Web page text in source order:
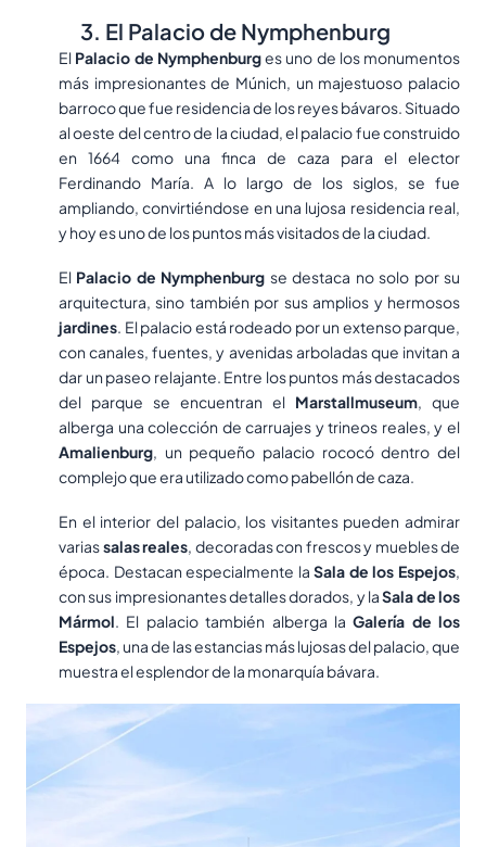
3. El Palacio de Nymphenburg
El Palacio de Nymphenburges uno de los monumentos
más impresionantes de Múnich, un majestuoso palacio
barroco que fue residencia de los reyes bávaros. Situado
al oeste del centro de la ciudad, el palacio fue construido
en 1664 como una finca de caza para el elector
Ferdinando María. A lo largo de los siglos, se fue
ampliando, convirtiéndose en una lujosa residencia real,
y hoy es uno de los puntos más visitados de la ciudad.
El Palacio de Nymphenburg se destaca no solo por su
arquitectura, sino también por sus amplios y hermosos
jardines . El palacio está rodeado por un extenso parque,
con canales, fuentes, y avenidas arboladas que invitan a
dar un paseo relajante. Entre los puntos más destacados
del parque se encuentran el Marstallmuseum , que
alberga una colección de carruajes y trineos reales, y el
Amalienburg , un pequeño palacio rococó dentro del
complejo que era utilizado como pabellón de caza.
En el interior del palacio, los visitantes pueden admirar
variassalas reales , decoradas con frescos y muebles de
época. Destacan especialmente laSala de los Espejos
con sus impresionantes detalles dorados, y laSala de los
Mármol . El palacio también alberga laGalería de los
Espejos , una de las estancias más lujosas del palacio, que
muestra el esplendor de la monarquía bávara.